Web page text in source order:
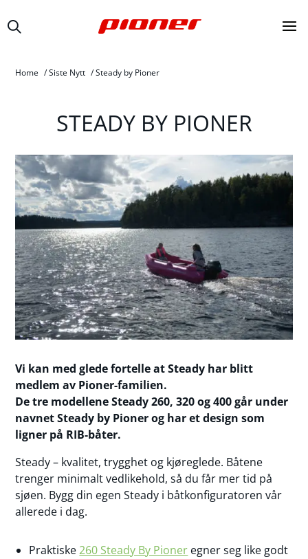
Home /Siste Nytt /Steady by Pioner
STEADY BY PIONER
Vi kan med glede fortelle at Steady har blitt
medlem av Pioner-familien.
De tre modellene Steady 260, 320 og 400 går under
navnet Steady by Pioner og har et design som
ligner på RIB-båter.
Steady – kvalitet, trygghet og kjøreglede. Båtene
trenger minimalt vedlikehold, så du får mer tid på
sjøen. Bygg din egen Steady i båtkonfiguratoren vår
allerede i dag.
Praktiske260 Steady By Pioner egner seg like godt